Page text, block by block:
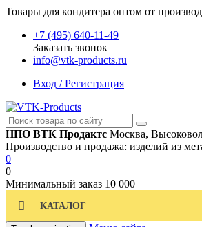
Товары для кондитера оптом от
+7 (495) 640-11-49
Заказать звонок
info@vtk-products.ru
Вход / Регистрация
НПО ВТК Продактс Москва,
Производство и продажа: изделий из
0
0
Минимальный заказ 10 000
КАТАЛОГ